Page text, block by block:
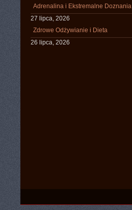
Adrenalina i Ekstremalne Doznania
27 lipca, 2026
Zdrowe Odżywianie i Dieta
26 lipca, 2026